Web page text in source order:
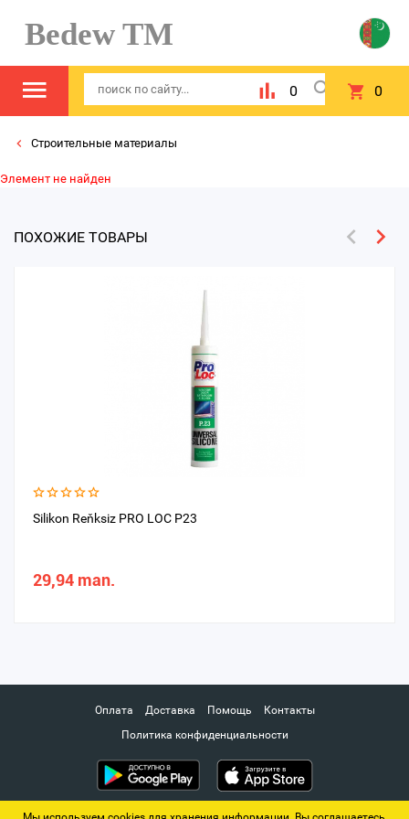
Bedew TM
0 0
Строительные материалы
Элемент не найден
ПОХОЖИЕ ТОВАРЫ
Silikon Reňksiz PRO LOC P23
29,94 man.
Оплата Доставка Помощь
Контакты
Политика конфиденциальности